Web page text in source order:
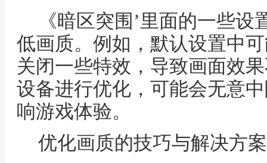
《暗区突围’里面的一些
低画质。例如，默认设置中
关闭一些特效，导致画面效
设备进行优化，可能会无意
响游戏体验。
优化画质的技巧与解决方案